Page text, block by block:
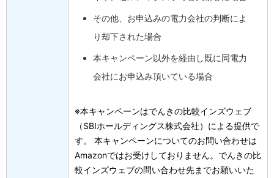
その他、お申込みの電力会社の判断によ
り却下された場合
本キャンペーン以外を経由し既に同電力
会社にお申込み頂いている場合
※本キャンペーンはでんきの比較インズウェブ
（SBIホールディングス株式会社）による提供で
す。 本キャンペーンについてのお問い合わせは
Amazonではお受けしておりません。でんきの比
較インズウェブの問い合わせ先までお願いいた